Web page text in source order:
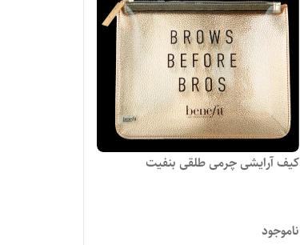
کیف آرایشی چرمی طلقی بنفیت
ناموجود